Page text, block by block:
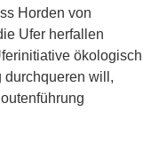
Horden von
Ufer herfallen
ökologisch
durchqueren will,